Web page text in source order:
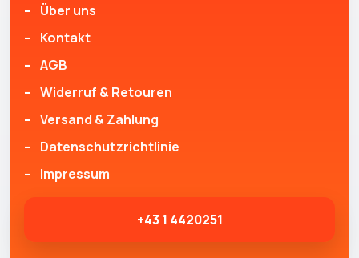
Über uns
Kontakt
AGB
Widerruf & Retouren
Versand & Zahlung
Datenschutzrichtlinie
Impressum
+43 1 4420251